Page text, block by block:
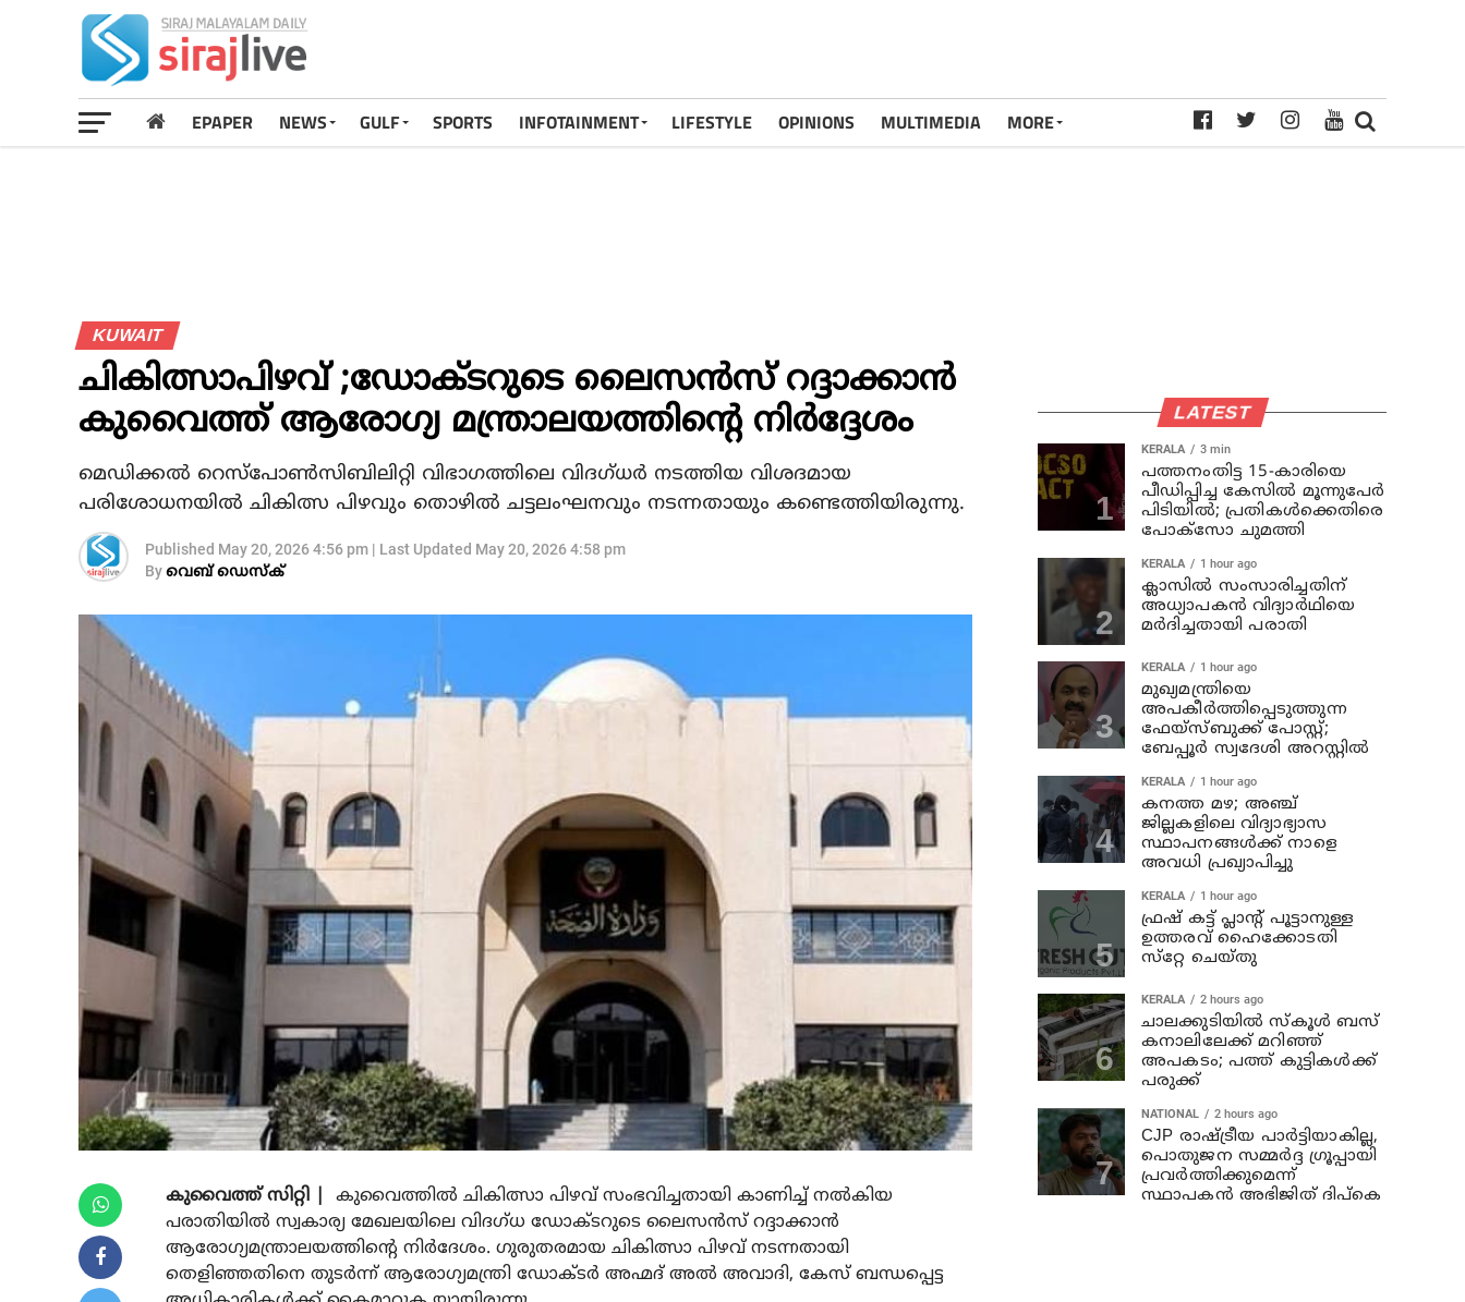
EPAPER NEWS GULF SPORTS INFOTAINMENT LIFESTYLE OPINIONS MULTIMEDIA MORE
KUWAIT
ചികിത്സാപിഴവ് ;ഡോക്ടറുടെ ലൈസന്‍സ് റദ്ദാക്കാന്‍
കുവൈത്ത് ആരോഗ്യ മന്ത്രാലയത്തിന്റെ നിര്‍ദ്ദേശം
മെഡിക്കല്‍ റെസ്‌പോണ്‍സിബിലിറ്റി വിഭാഗത്തിലെ വിദഗ്ധര്‍ നടത്തിയ വിശദമായ
പരിശോധനയില്‍ ചികിത്സ പിഴവും തൊഴില്‍ ചട്ടലംഘനവും നടന്നതായും കണ്ടെത്തിയിരുന്നു.
Published May 20, 2026 4:56 pm | Last Updated May 20, 2026 4:58 pm
Byവെബ് ഡെസ്‌ക്
കുവൈത്ത് സിറ്റി |
കുവൈത്തില്‍ ചികിത്സാ പിഴവ് സംഭവിച്ചതായി കാണിച്ച് നല്‍കിയ
പരാതിയില്‍ സ്വകാര്യ മേഖലയിലെ വിദഗ്ധ ഡോക്ടറുടെ ലൈസന്‍സ് റദ്ദാക്കാന്‍
ആരോഗ്യമന്ത്രാലയത്തിന്റെ നിര്‍ദേശം. ഗുരുതരമായ ചികിത്സാ പിഴവ് നടന്നതായി
തെളിഞ്ഞതിനെ തുടര്‍ന്ന് ആരോഗ്യമന്ത്രി ഡോക്ടര്‍ അഹ്മദ് അല്‍ അവാദി, കേസ് ബന്ധപ്പെട്ട
LATEST
KERALA 3 min
പത്തനംതിട്ട 15-കാരിയെ
പീഡിപ്പിച്ച കേസിൽ മൂന്നുപേർ
പിടിയിൽ; പ്രതികൾക്കെതിരെ
പോക്സോ ചുമത്തി
KERALA 1 hour ago
ക്ലാസില്‍ സംസാരിച്ചതിന്
അധ്യാപകന്‍ വിദ്യാര്‍ഥിയെ
മര്‍ദിച്ചതായി പരാതി
KERALA 1 hour ago
മുഖ്യമന്ത്രിയെ
അപകീർത്തിപ്പെടുത്തുന്ന
ഫേയ്സ്ബുക്ക് പോസ്റ്റ്;
ബേപ്പൂർ സ്വദേശി അറസ്റ്റിൽ
KERALA 1 hour ago
കനത്ത മഴ; അഞ്ച്‌
ജില്ലകളിലെ വിദ്യാഭ്യാസ
സ്ഥാപനങ്ങള്‍ക്ക് നാളെ
അവധി പ്രഖ്യാപിച്ചു
KERALA 1 hour ago
ഫ്രഷ് കട്ട് പ്ലാൻ്റ് പൂട്ടാനുള്ള
ഉത്തരവ് ഹൈക്കോടതി
സ്‌റ്റേ ചെയ്തു
KERALA 2 hours ago
ചാലക്കുടിയില്‍ സ്‌കൂള്‍ ബസ്
കനാലിലേക്ക് മറിഞ്ഞ്
അപകടം; പത്ത് കുട്ടികള്‍ക്ക്
പരുക്ക്
NATIONAL 2 hours ago
CJP രാഷ്ട്രീയ പാര്‍ട്ടിയാകില്ല,
പൊതുജന സമ്മർദ്ദ ഗ്രൂപ്പായി
പ്രവർത്തിക്കുമെന്ന്
സ്ഥാപകൻ അഭിജിത് ദിപ്കെ